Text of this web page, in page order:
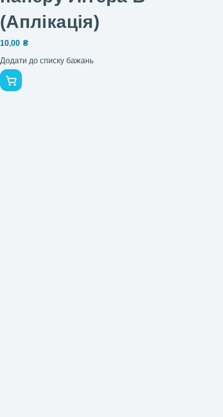
(Аплікація)
10,00 ₴
Додати до списку бажань